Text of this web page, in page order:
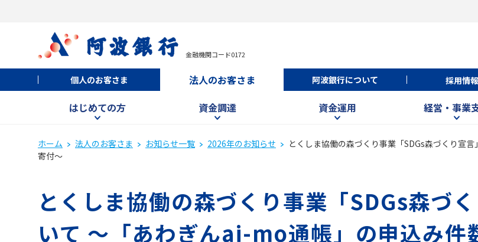
金融機関コード0172
個人のお客さま 法人のお客さま 阿波銀行について 採用情報
はじめての方 資金調達 資金運用 経営・事業
ホーム 法人のお客さま お知らせ一覧 2026年のお知らせ
とくしま協働の森づくり事業「SDGs森づくり宣
寄付～
とくしま協働の森づくり事業「SDGs森づ
いて ～「あわぎんai-mo通帳」の申込み件